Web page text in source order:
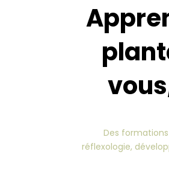
Des
réflexologie,